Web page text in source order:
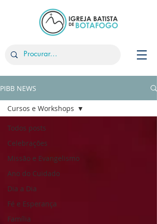
PIBB NEWS
Todos posts
Celebrações
Missão e Evangelismo
Ano do Cuidado
Dia a Dia
Fé e Esperança
Família
Cursos e Workshops